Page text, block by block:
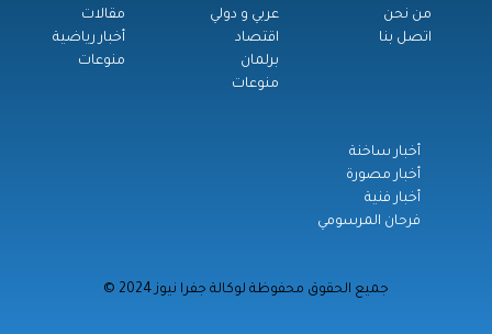
من نحن
اتصل بنا
عربي و دولي
اقتصاد
برلمان
منوعات
مقالات
أخبار رياضية
منوعات
أخبار ساخنة
أخبار مصورة
أخبار فنية
فرحان المرسومي
© جميع الحقوق محفوظة لوكالة جفرا نيوز 2024